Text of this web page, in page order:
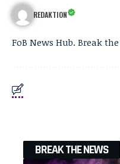
REDAKTION
FoB News Hub. Break
BREAK THE NEWS